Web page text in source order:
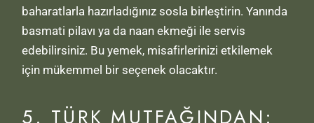
baharatlarla hazırladığınız sosla birleştirin. Yanında
basmati pilavı ya da naan ekmeği ile servis
edebilirsiniz. Bu yemek, misafirlerinizi etkilemek
için mükemmel bir seçenek olacaktır.
5. TÜRK MUTFAĞINDAN: